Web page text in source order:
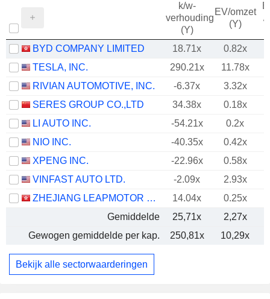
k/w-
verhouding
(Y)
EV/omzet
(Y)
/
BYD COMPANY LIMITED 18.71x
0.82x
TESLA, INC.
290.21x 11.78x
RIVIAN AUTOMOTIVE, INC.
-6.37x 3.32x
SERES GROUP CO.,LTD
34.38x
0.18x
LI AUTO INC.
-54.21x
0.2x
NIO INC.
-40.35x
0.42x
XPENG INC.
-22.96x 0.58x
VINFAST AUTO LTD.
-2.09x
2.93x
ZHEJIANG LEAPMOTOR TECHNOLOGY CO., LTD.
14.04x
0.25x
Gemiddelde
25,71x
2,27x
Gewogen gemiddelde per kap.
250,81x 10,29x
Bekijk alle sectorwaarderingen